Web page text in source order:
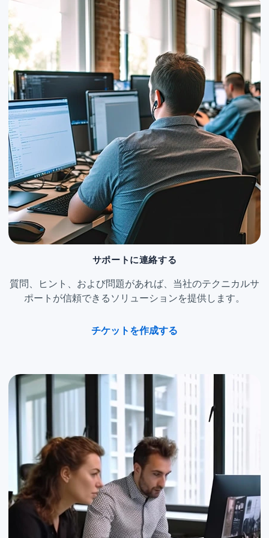
サポートに連絡する
質問、ヒント、および問題があれば、当社のテクニカルサ
ポートが信頼できるソリューションを提供します。
チケットを作成する